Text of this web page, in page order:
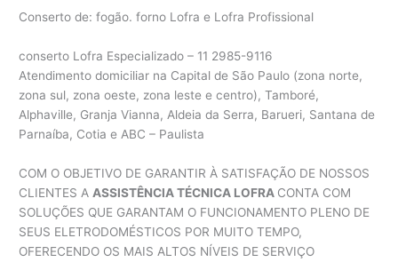
Conserto de: fogão. forno Lofra e Lofra Profissional
conserto Lofra Especializado – 11 2985-9116
Atendimento domiciliar na Capital de São Paulo (zona norte,
zona sul, zona oeste, zona leste e centro), Tamboré,
Alphaville, Granja Vianna, Aldeia da Serra, Barueri, Santana de
Parnaíba, Cotia e ABC – Paulista
COM O OBJETIVO DE GARANTIR À SATISFAÇÃO DE NOSSOS
CLIENTES A ASSISTÊNCIA TÉCNICA LOFRA CONTA COM
SOLUÇÕES QUE GARANTAM O FUNCIONAMENTO PLENO DE
SEUS ELETRODOMÉSTICOS POR MUITO TEMPO,
OFERECENDO OS MAIS ALTOS NÍVEIS DE SERVIÇO